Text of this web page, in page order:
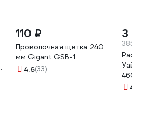
110 ₽
Проволочная щетка 240
мм Gigant GSB-1
4.6(33)
3
385.88
Уайт-
4.3